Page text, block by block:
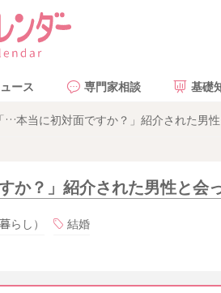
ース 専門家相談 基礎
「…本当に初対面ですか？」紹介された男
か？」紹介された男性と
らし）
結婚